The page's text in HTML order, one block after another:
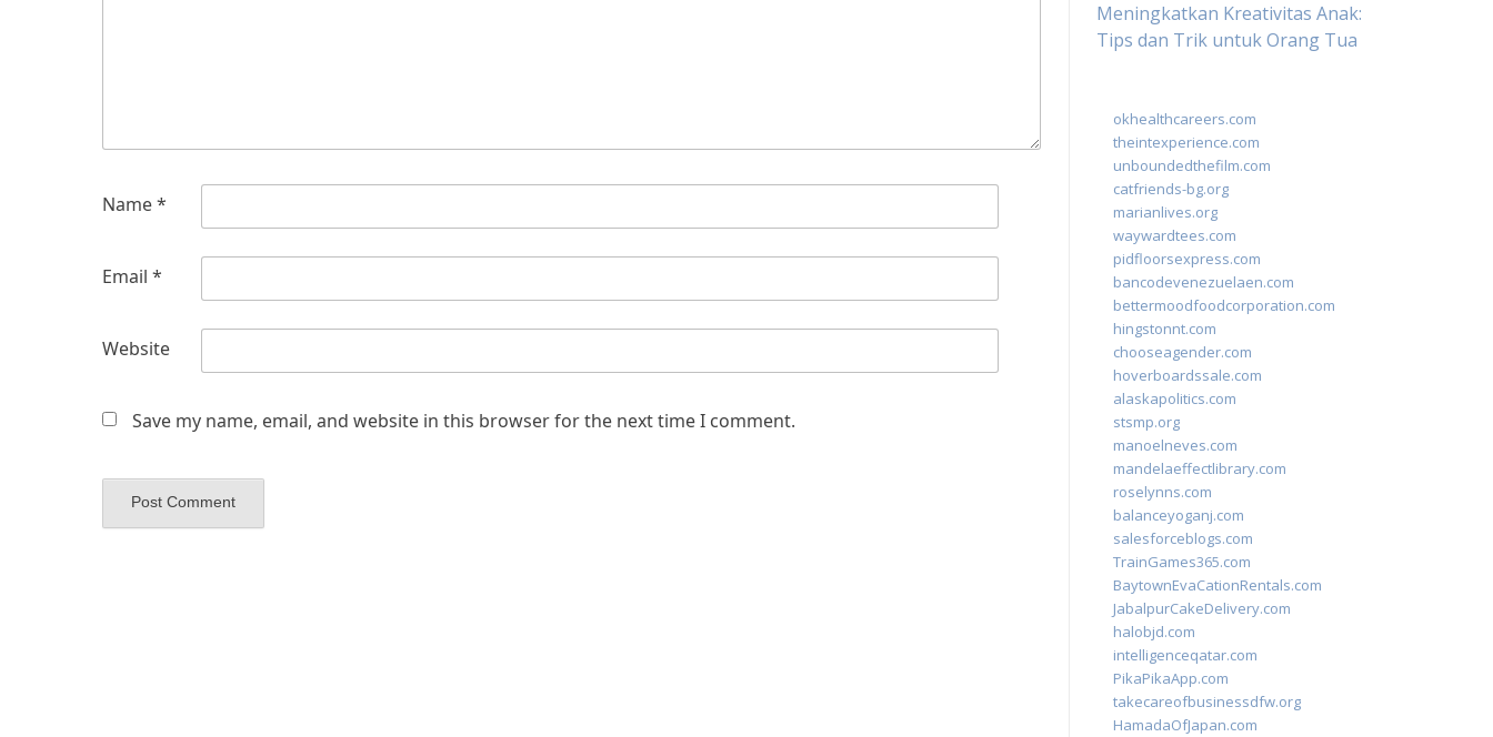
Name*
Email *
Website
Save my name, email, and website in this browser for the next time I comment.
Meningkatkan Kreativitas Anak:
Tips dan Trik untuk Orang Tua
okhealthcareers.com
theintexperience.com
unboundedthefilm.com
catfriends-bg.org
marianlives.org
waywardtees.com
pidfloorsexpress.com
bancodevenezuelaen.com
bettermoodfoodcorporation.com
hingstonnt.com
chooseagender.com
hoverboardssale.com
alaskapolitics.com
stsmp.org
manoelneves.com
mandelaeffectlibrary.com
roselynns.com
balanceyoganj.com
salesforceblogs.com
TrainGames365.com
BaytownEvaCationRentals.com
JabalpurCakeDelivery.com
halobjd.com
intelligenceqatar.com
PikaPikaApp.com
takecareofbusinessdfw.org
HamadaOfJapan.com